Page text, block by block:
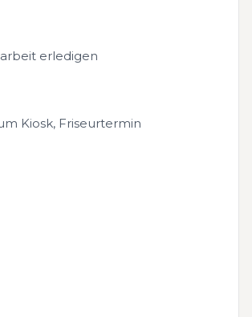
erledigen
Kiosk, Friseurtermin